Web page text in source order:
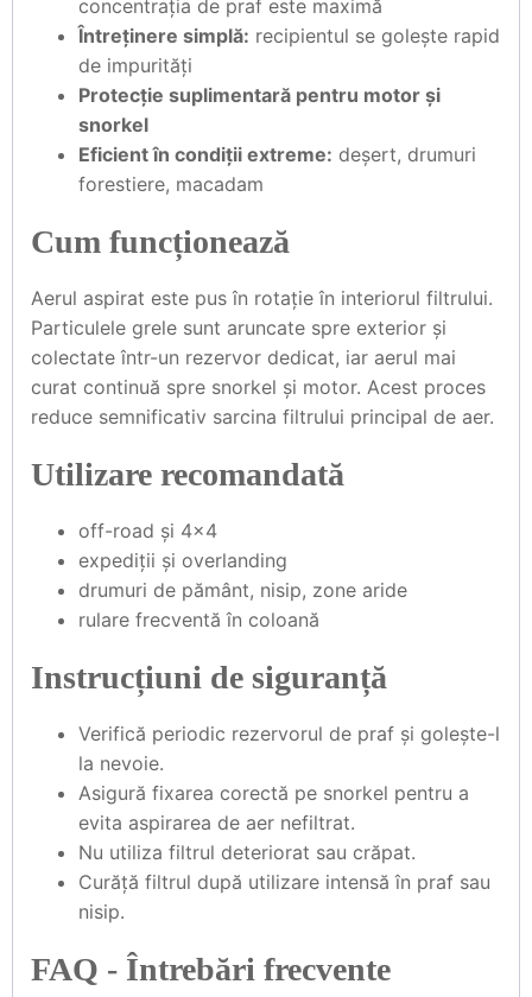
concentrația de praf este maximă
Întreținere simplă: recipientul se golește rapid
de impurități
Protecție suplimentară pentru motor și
snorkel
Eficient în condiții extreme: deșert, drumuri
forestiere, macadam
Cum funcționează
Aerul aspirat este pus în rotație în interiorul filtrului.
Particulele grele sunt aruncate spre exterior și
colectate într-un rezervor dedicat, iar aerul mai
curat continuă spre snorkel și motor. Acest proces
reduce semnificativ sarcina filtrului principal de aer.
Utilizare recomandată
off-road și 4x4
expediții și overlanding
drumuri de pământ, nisip, zone aride
rulare frecventă în coloană
Instrucțiuni de siguranță
Verifică periodic rezervorul de praf și golește-l
la nevoie.
Asigură fixarea corectă pe snorkel pentru a
evita aspirarea de aer nefiltrat.
Nu utiliza filtrul deteriorat sau crăpat.
Curăță filtrul după utilizare intensă în praf sau
nisip.
FAQ - Întrebări frecvente